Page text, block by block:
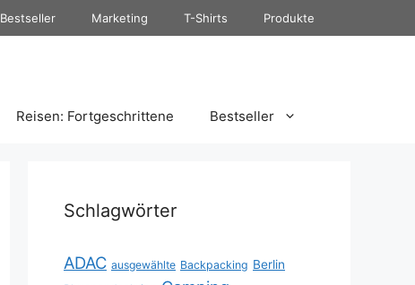
Bestseller Marketing T-Shirts Produkte
Reisen: Fortgeschrittene Bestseller
Schlagwörter
ADAC ausgewählte Backpacking Berlin